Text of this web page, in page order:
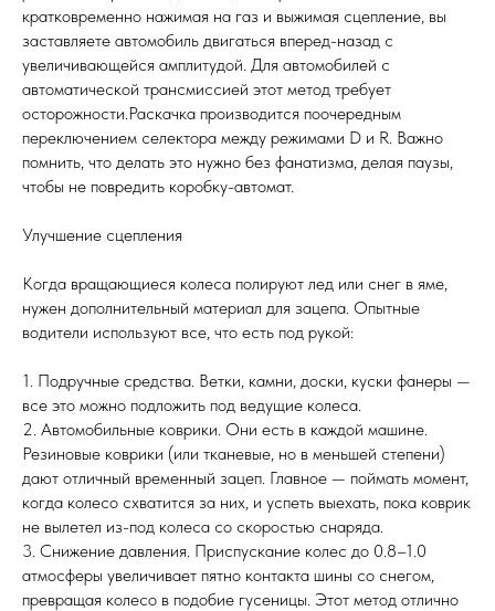
кратковременно нажимая на газ и выжимая сцепление, вы
заставляете автомобиль двигаться вперед-назад с
увеличивающейся амплитудой. Для автомобилей с
автоматической трансмиссией этот метод требует
осторожности.Раскачка производится поочередным
переключением селектора между режимами D и R. Важно
помнить, что делать это нужно без фанатизма, делая паузы,
чтобы не повредить коробку-автомат.
Улучшение сцепления
Когда вращающиеся колеса полируют лед или снег в яме,
нужен дополнительный материал для зацепа. Опытные
водители используют все, что есть под рукой:
1. Подручные средства. Ветки, камни, доски, куски фанеры —
все это можно подложить под ведущие колеса.
2. Автомобильные коврики. Они есть в каждой машине.
Резиновые коврики (или тканевые, но в меньшей степени)
дают отличный временный зацеп. Главное — поймать момент,
когда колесо схватится за них, и успеть выехать, пока коврик
не вылетел из-под колеса со скоростью снаряда.
3. Снижение давления. Приспускание колес до 0.8–1.0
атмосферы увеличивает пятно контакта шины со снегом,
превращая колесо в подобие гусеницы. Этот метод отлично